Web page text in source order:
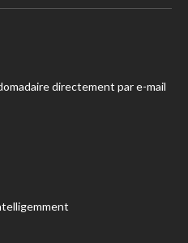
directement par e-mail